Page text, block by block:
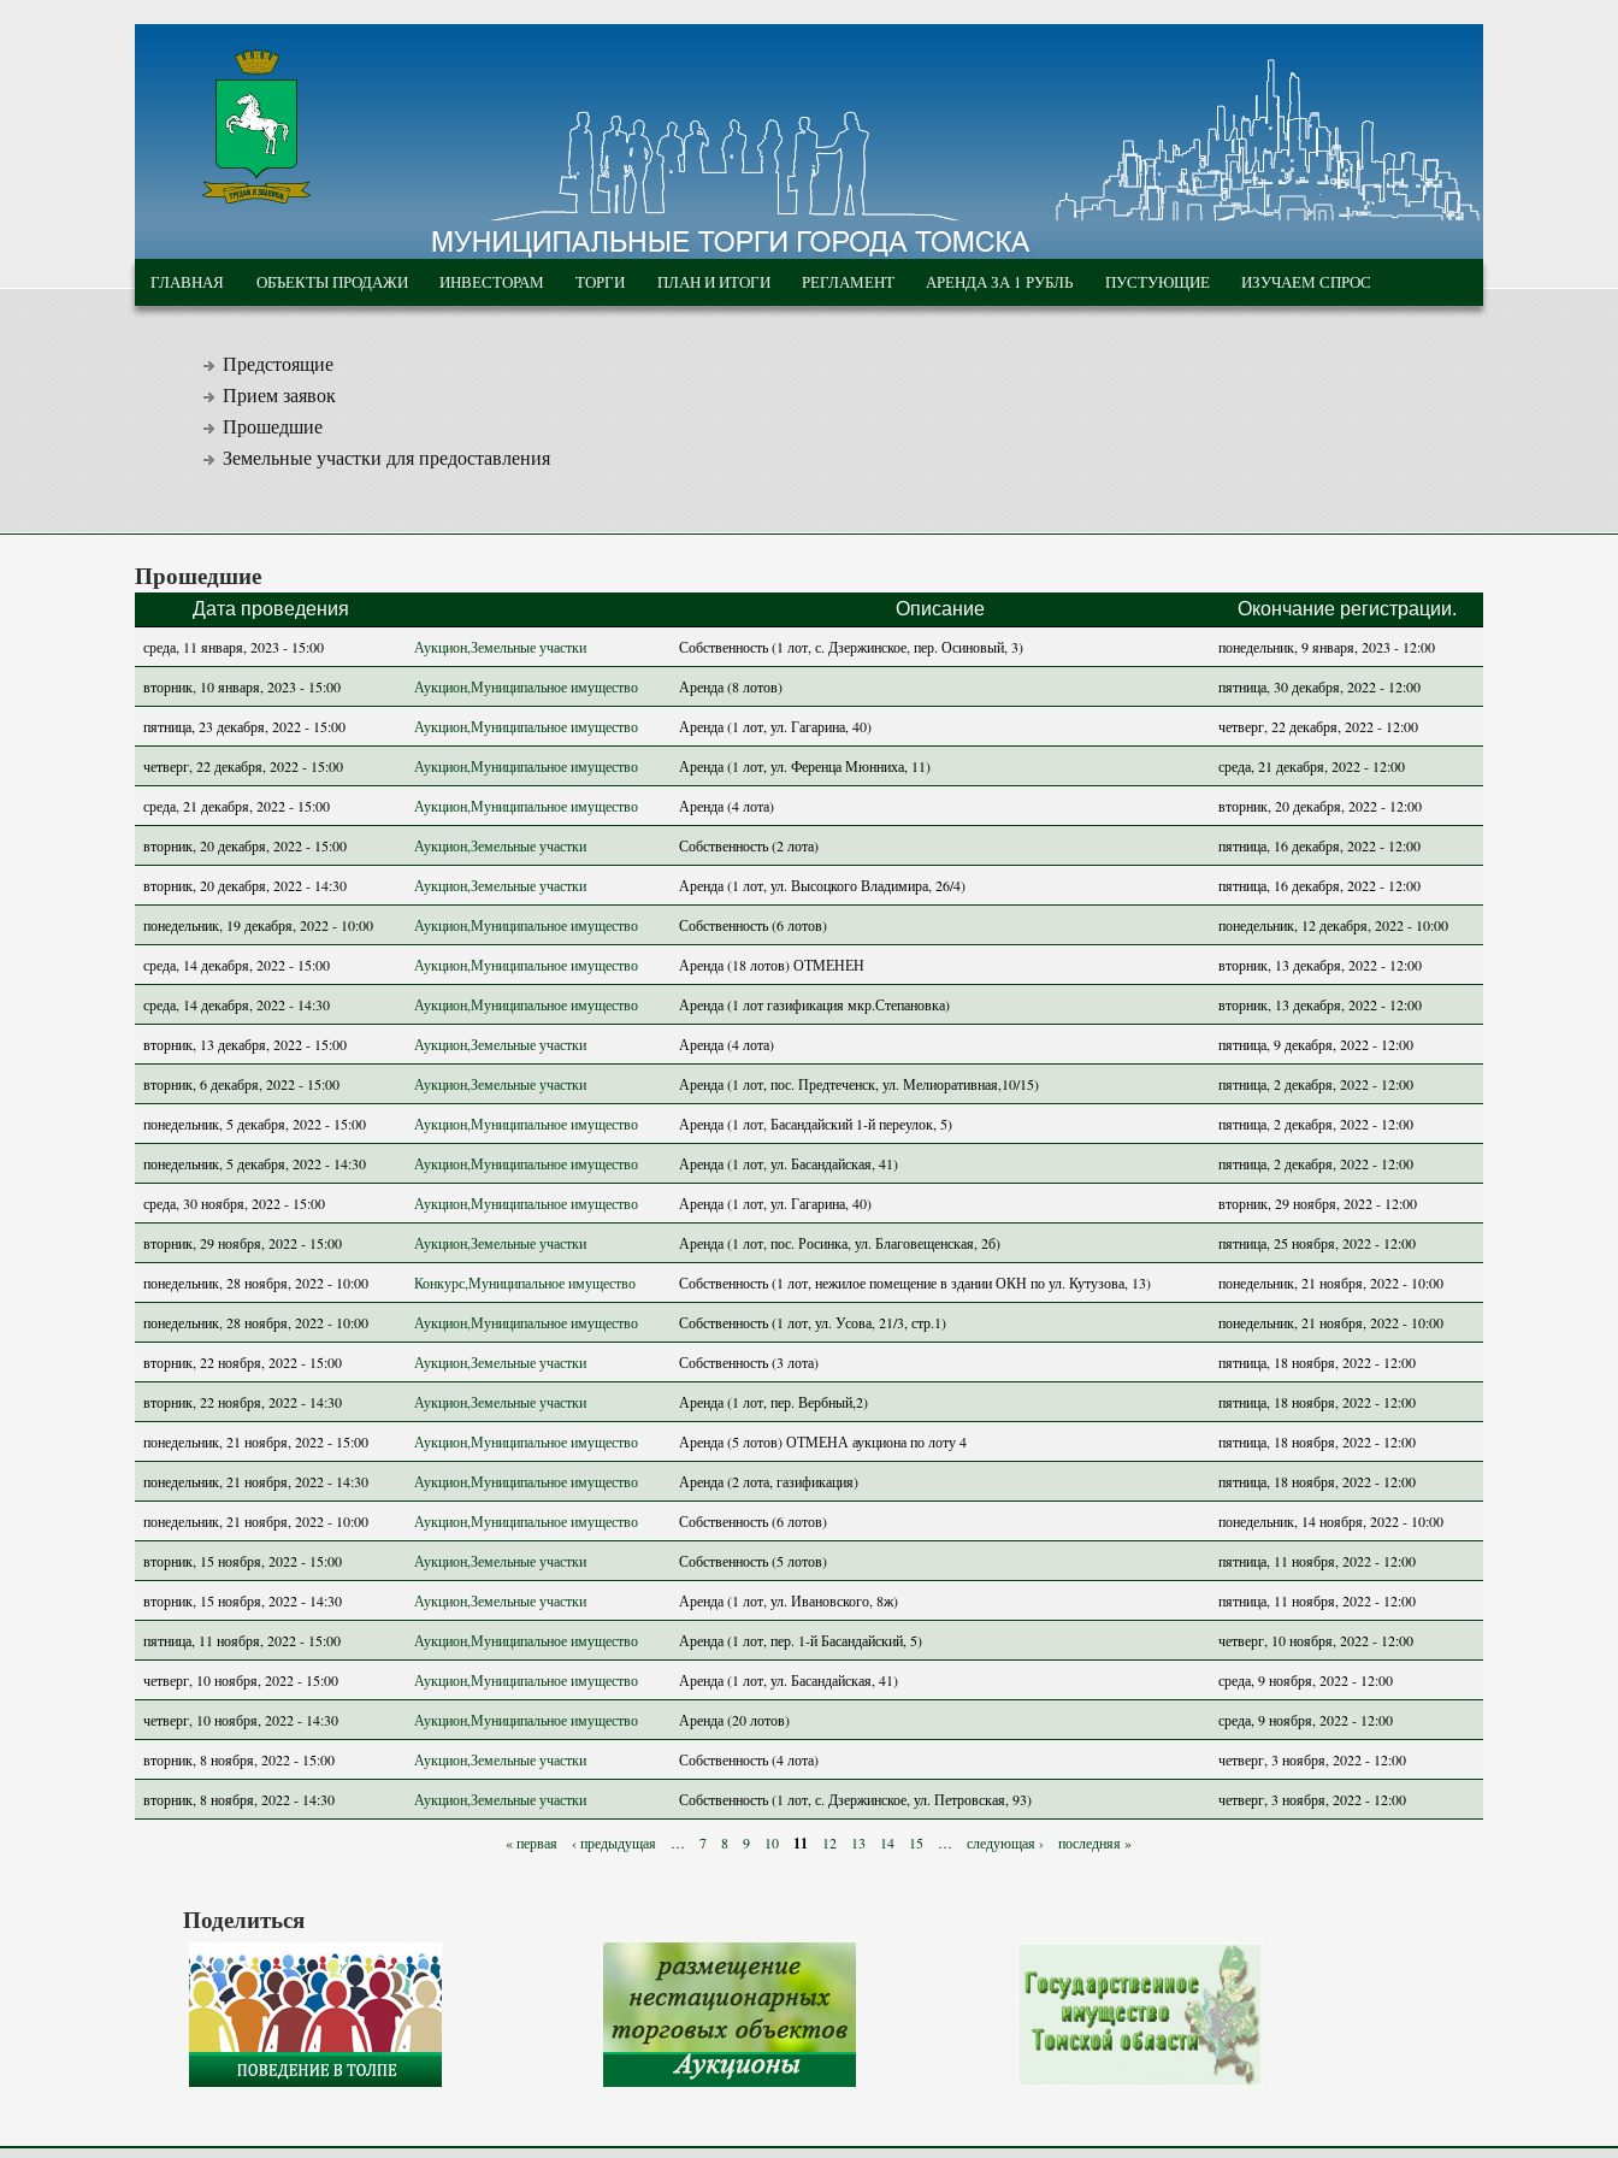
МУНИЦИПАЛЬНЫЕ
ТОРГИ ГОРОДА
ТОМСКА
ГЛАВНОЕ МЕНЮ
ГЛАВНАЯ ОБЪЕКТЫ ПРОДАЖИ ИНВЕСТОРАМ ТОРГИ ПЛАН И ИТОГИ РЕГЛАМЕНТ АРЕНДА ЗА 1 РУБЛЬ ПУСТУЮЩИЕ ИЗУЧАЕМ СПРОС
Предстоящие
Прием заявок
Прошедшие
Земельные участки для предоставления
Прошедшие
Дата проведения Описание Окончание регистрации.
среда, 11 января, 2023 - 15:00 Аукцион,Земельные участки Собственность (1 лот, с. Дзержинское, пер. Осиновый, 3) понедельник, 9 января, 2023 - 12:00
вторник, 10 января, 2023 - 15:00 Аукцион,Муниципальное имущество Аренда (8 лотов) пятница, 30 декабря, 2022 - 12:00
пятница, 23 декабря, 2022 - 15:00 Аукцион,Муниципальное имущество Аренда (1 лот, ул. Гагарина, 40) четверг, 22 декабря, 2022 - 12:00
четверг, 22 декабря, 2022 - 15:00 Аукцион,Муниципальное имущество Аренда (1 лот, ул. Ференца Мюнниха, 11) среда, 21 декабря, 2022 - 12:00
среда, 21 декабря, 2022 - 15:00 Аукцион,Муниципальное имущество Аренда (4 лота) вторник, 20 декабря, 2022 - 12:00
вторник, 20 декабря, 2022 - 15:00 Аукцион,Земельные участки Собственность (2 лота) пятница, 16 декабря, 2022 - 12:00
вторник, 20 декабря, 2022 - 14:30 Аукцион,Земельные участки Аренда (1 лот, ул. Высоцкого Владимира, 26/4) пятница, 16 декабря, 2022 - 12:00
понедельник, 19 декабря, 2022 - 10:00 Аукцион,Муниципальное имущество Собственность (6 лотов) понедельник, 12 декабря, 2022 - 10:00
среда, 14 декабря, 2022 - 15:00 Аукцион,Муниципальное имущество Аренда (18 лотов) ОТМЕНЕН вторник, 13 декабря, 2022 - 12:00
среда, 14 декабря, 2022 - 14:30 Аукцион,Муниципальное имущество Аренда (1 лот газификация мкр.Степановка) вторник, 13 декабря, 2022 - 12:00
вторник, 13 декабря, 2022 - 15:00 Аукцион,Земельные участки Аренда (4 лота) пятница, 9 декабря, 2022 - 12:00
вторник, 6 декабря, 2022 - 15:00 Аукцион,Земельные участки Аренда (1 лот, пос. Предтеченск, ул. Мелиоративная,10/15) пятница, 2 декабря, 2022 - 12:00
понедельник, 5 декабря, 2022 - 15:00 Аукцион,Муниципальное имущество Аренда (1 лот, Басандайский 1-й переулок, 5) пятница, 2 декабря, 2022 - 12:00
понедельник, 5 декабря, 2022 - 14:30 Аукцион,Муниципальное имущество Аренда (1 лот, ул. Басандайская, 41) пятница, 2 декабря, 2022 - 12:00
среда, 30 ноября, 2022 - 15:00 Аукцион,Муниципальное имущество Аренда (1 лот, ул. Гагарина, 40) вторник, 29 ноября, 2022 - 12:00
вторник, 29 ноября, 2022 - 15:00 Аукцион,Земельные участки Аренда (1 лот, пос. Росинка, ул. Благовещенская, 2б) пятница, 25 ноября, 2022 - 12:00
понедельник, 28 ноября, 2022 - 10:00 Конкурс,Муниципальное имущество Собственность (1 лот, нежилое помещение в здании ОКН по ул. Кутузова, 13) понедельник, 21 ноября, 2022 - 10:00
понедельник, 28 ноября, 2022 - 10:00 Аукцион,Муниципальное имущество Собственность (1 лот, ул. Усова, 21/3, стр.1) понедельник, 21 ноября, 2022 - 10:00
вторник, 22 ноября, 2022 - 15:00 Аукцион,Земельные участки Собственность (3 лота) пятница, 18 ноября, 2022 - 12:00
вторник, 22 ноября, 2022 - 14:30 Аукцион,Земельные участки Аренда (1 лот, пер. Вербный,2) пятница, 18 ноября, 2022 - 12:00
понедельник, 21 ноября, 2022 - 15:00 Аукцион,Муниципальное имущество Аренда (5 лотов) ОТМЕНА аукциона по лоту 4 пятница, 18 ноября, 2022 - 12:00
понедельник, 21 ноября, 2022 - 14:30 Аукцион,Муниципальное имущество Аренда (2 лота, газификация) пятница, 18 ноября, 2022 - 12:00
понедельник, 21 ноября, 2022 - 10:00 Аукцион,Муниципальное имущество Собственность (6 лотов) понедельник, 14 ноября, 2022 - 10:00
вторник, 15 ноября, 2022 - 15:00 Аукцион,Земельные участки Собственность (5 лотов) пятница, 11 ноября, 2022 - 12:00
вторник, 15 ноября, 2022 - 14:30 Аукцион,Земельные участки Аренда (1 лот, ул. Ивановского, 8ж) пятница, 11 ноября, 2022 - 12:00
пятница, 11 ноября, 2022 - 15:00 Аукцион,Муниципальное имущество Аренда (1 лот, пер. 1-й Басандайский, 5) четверг, 10 ноября, 2022 - 12:00
четверг, 10 ноября, 2022 - 15:00 Аукцион,Муниципальное имущество Аренда (1 лот, ул. Басандайская, 41) среда, 9 ноября, 2022 - 12:00
четверг, 10 ноября, 2022 - 14:30 Аукцион,Муниципальное имущество Аренда (20 лотов) среда, 9 ноября, 2022 - 12:00
вторник, 8 ноября, 2022 - 15:00 Аукцион,Земельные участки Собственность (4 лота) четверг, 3 ноября, 2022 - 12:00
вторник, 8 ноября, 2022 - 14:30 Аукцион,Земельные участки Собственность (1 лот, с. Дзержинское, ул. Петровская, 93) четверг, 3 ноября, 2022 - 12:00
« первая ‹ предыдущая … 7 8 9 10 11 12 13 14 15 … следующая › последняя »
Поделиться